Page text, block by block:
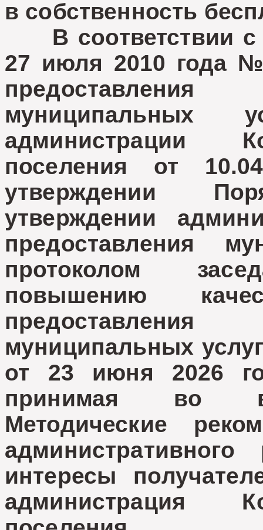
в собственность
В соответствии с
27 июля 2010 года
муниципальных
администрации
поселения от
утверждении
утверждении
предоставления
протоколом
повышению
муниципальных
от 23 июня 2026
принимая во
Методические
интересы
администрация